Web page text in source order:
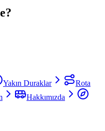
Yakın Duraklar
Rota
Hakkımızda